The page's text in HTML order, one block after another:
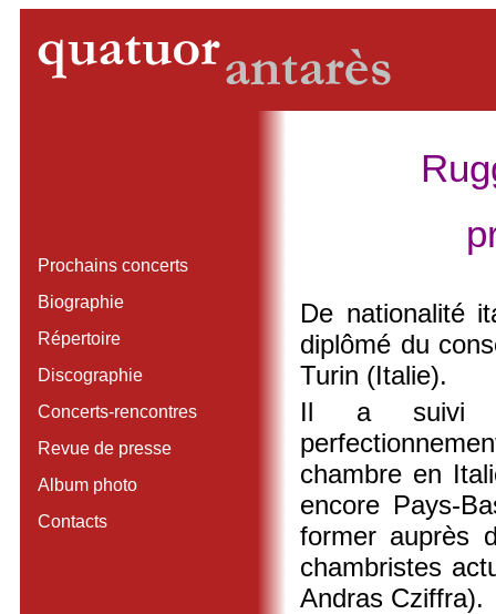
Prochains concerts
Biographie
Répertoire
Discographie
Concerts-rencontres
Revue de presse
Album photo
Contacts
De nationalité
diplômé du
Turin (Italie).
Il a suivi
chambre en
encore Pays-
former auprès
chambristes
Andras Cziffra).